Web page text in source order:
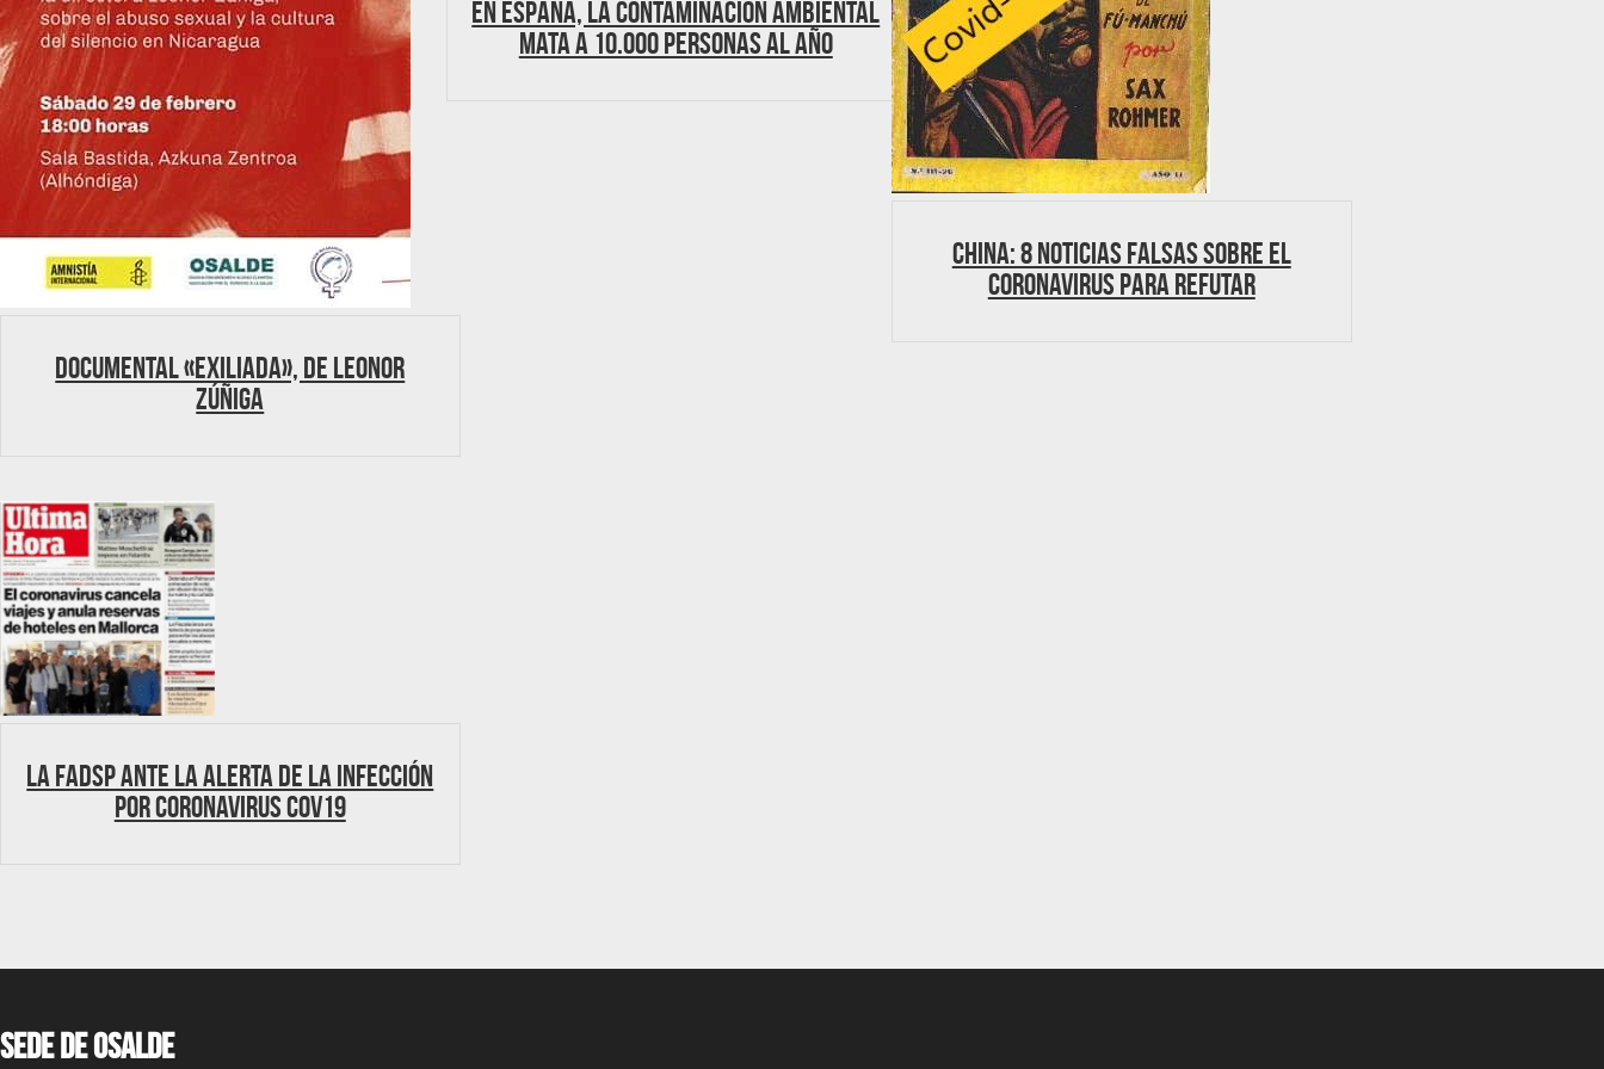
Documental «Exiliada», de Leonor
Zúñiga
En España, la contaminación ambiental
mata a 10.000 personas al año
China: 8 noticias falsas sobre el
coronavirus para refutar
La FADSP ante la alerta de la infección
por coronavirus Cov19
Sede de OSALDE